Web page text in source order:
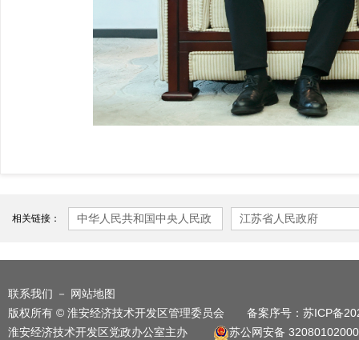
相关链接：
中华人民共和国中央人民政
江苏省人民政府
联系我们 －
网站地图
版权所有 © 淮安经济技术开发区管理委员会 备案序号： 苏ICP备
淮安经济技术开发区党政办公室主办
苏公网安备